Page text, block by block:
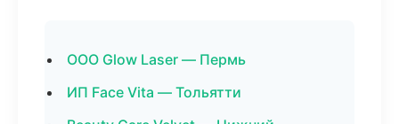
ООО Glow Laser — Пермь
ИП Face Vita — Тольятти